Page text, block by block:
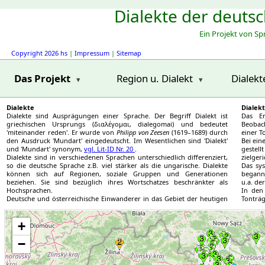
Dialekte der
Ein Projekt von
Copyright 2026 hs | Impressum | Sitemap
Das Projekt Region u. Dialekt
Dialekte
Dialekte sind Ausprägungen einer Sprache. Der Begriff Dialekt ist
griechischen Ursprungs (διαλέγομαι, dialegomai) und bedeutet
'miteinander reden'. Er wurde von Philipp von Zeesen (1619–1689) durch
den Ausdruck 'Mundart' eingedeutscht. Im Wesentlichen sind 'Dialekt'
und 'Mundart' synonym, vgl. Lit-ID Nr. 20 .
Dialekte sind in verschiedenen Sprachen unterschiedlich differenziert,
so die deutsche Sprache z.B. viel stärker als die ungarische. Dialekte
können sich auf Regionen, soziale Gruppen und Generationen
beziehen. Sie sind bezüglich ihres Wortschatzes beschränkter als
Hochsprachen.
Deutsche und österreichische Einwanderer in das Gebiet der heutigen
sich und ließen neue, nur in bestimmten Gebieten gesprochene
entstehen.
Das
einer
Bei
Das
u.a.
In den
Das
+
−
Region_nr: 5Region_nr: 3Region_nr: 5Region_nr: 4Region_nr: 4Region_nr: 3
3Region_nr: 5Region_nr: 3Region_nr: 3Region_nr: 3Region_nr: 3Region_nr: 3
3Region_nr: 5Region_nr: 3Region_nr: 3Region_nr: 3Region_nr: 3Region_nr: 3
3Region_nr: 3Region_nr: 3Region_nr: 3Region_nr: 3Region_nr: 3Region_nr: 3
4Region_nr: 3Region_nr: 3Region_nr: 4Region_nr: 3Region_nr: 3Region_nr: 3